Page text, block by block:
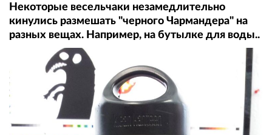
Некоторые весельчаки незамедлительно
кинулись размешать "черного Чармандера" на
разных вещах. Например, на бутылке для воды..